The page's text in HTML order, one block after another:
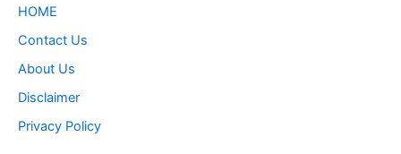
HOME
Contact Us
About Us
Disclaimer
Privacy Policy